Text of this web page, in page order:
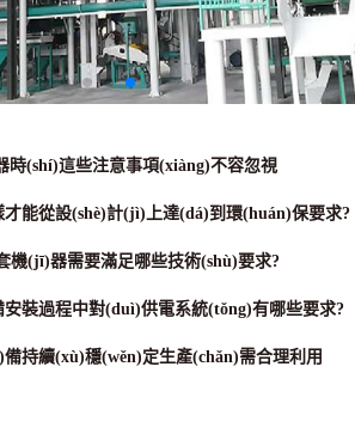
時(shí)這些注意事項(xiàng)不容忽視
才能從設(shè)計(jì)上達(dá)到環(huán)保要求?
機(jī)器需要滿足哪些技術(shù)要求?
安裝過程中對(duì)供電系統(tǒng)有哪些要求?
持續(xù)穩(wěn)定生產(chǎn)需合理利用